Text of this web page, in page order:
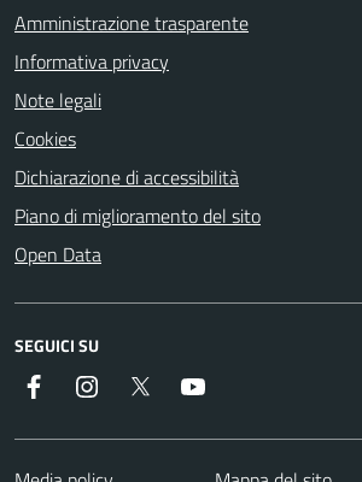
Amministrazione trasparente
Informativa privacy
Note legali
Cookies
Dichiarazione di accessibilità
Piano di miglioramento del sito
Open Data
SEGUICI SU
Facebook InstagramTwitter